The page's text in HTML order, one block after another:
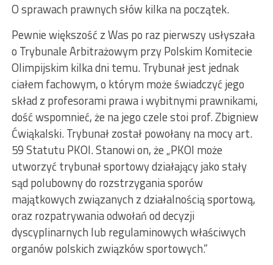
O sprawach prawnych słów kilka na początek.
Pewnie większość z Was po raz pierwszy usłyszała
o Trybunale Arbitrażowym przy Polskim Komitecie
Olimpijskim kilka dni temu. Trybunał jest jednak
ciałem fachowym, o którym może świadczyć jego
skład z profesorami prawa i wybitnymi prawnikami,
dość wspomnieć, że na jego czele stoi prof. Zbigniew
Ćwiąkalski. Trybunał został powołany na mocy art.
59 Statutu PKOl. Stanowi on, że „PKOl może
utworzyć trybunał sportowy działający jako stały
sąd polubowny do rozstrzygania sporów
majątkowych związanych z działalnością sportową,
oraz rozpatrywania odwołań od decyzji
dyscyplinarnych lub regulaminowych właściwych
organów polskich związków sportowych.”